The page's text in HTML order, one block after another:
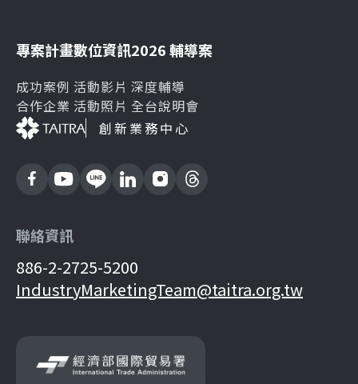
專案計畫
成功案例
合作企業
數位資訊
活動影片
活動照片
2026 輔導案
深度輔導
全台說明會
創新業務中心
聯絡資訊
886-2-2725-5200
IndustryMarketingTeam@taitra.org.tw